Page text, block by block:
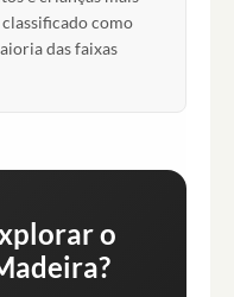
como
das faixas
o